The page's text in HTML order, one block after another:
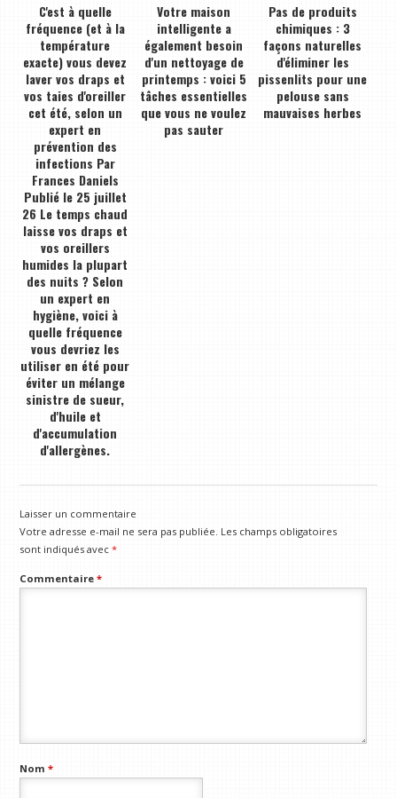
C'est à quelle
fréquence (et à la
température
exacte) vous devez
laver vos draps et
vos taies d'oreiller
cet été, selon un
expert en
prévention des
infections Par
Frances Daniels
Publié le 25 juillet
26 Le temps chaud
laisse vos draps et
vos oreillers
humides la plupart
des nuits ? Selon
un expert en
hygiène, voici à
quelle fréquence
vous devriez les
utiliser en été pour
éviter un mélange
sinistre de sueur,
d'huile et
d'accumulation
d'allergènes.
Votre maison
intelligente a
également besoin
d'un nettoyage de
printemps : voici 5
tâches essentielles
que vous ne voulez
pas sauter
Pas de produits
chimiques : 3
façons naturelles
d'éliminer les
pissenlits pour une
pelouse sans
mauvaises herbes
Laisser un commentaire
Votre adresse e-mail ne sera pas publiée. Les champs obligatoires
sont indiqués avec*
Commentaire*
Nom*